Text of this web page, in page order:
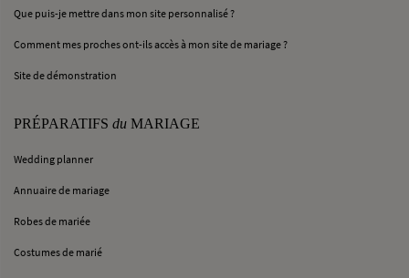
Que puis-je mettre dans mon site personnalisé ?
Comment mes proches ont-ils accès à mon site de mariage ?
Site de démonstration
PRÉPARATIFS du MARIAGE
Wedding planner
Annuaire de mariage
Robes de mariée
Costumes de marié